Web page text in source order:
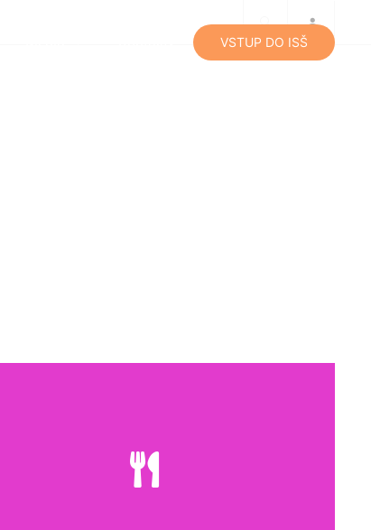
VSTUP DO ISŠ